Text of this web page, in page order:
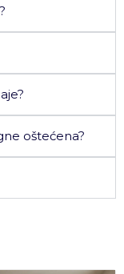
oštećena?